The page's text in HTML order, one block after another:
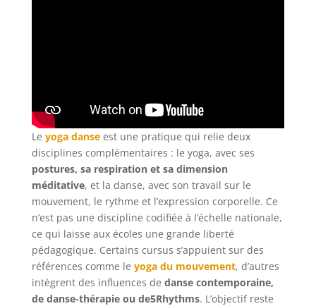
Le yoga danseest une pratique qui relie deux
disciplines complémentaires : le yoga, avec ses
postures, sa respiration et sa dimension
méditative, et la danse, avec son travail sur le
mouvement, le rythme et l’expression corporelle. Ce
n’est pas une discipline codifiée à l’échelle nationale,
ce qui laisse aux écoles une grande liberté
pédagogique. Certains cursus s’appuient sur des
références comme le yoga du mouvement, d’autres
intègrent des influences de danse contemporaine,
de danse-thérapie ou de5Rhythms. L’objectif reste